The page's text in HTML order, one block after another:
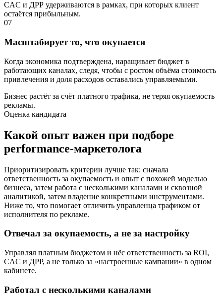
CAC и ДРР удерживаются в рамках, при которых клиент
остаётся прибыльным.
07
Масштабирует то, что окупается
Когда экономика подтверждена, наращивает бюджет в
работающих каналах, следя, чтобы с ростом объёма стоимость
привлечения и доля расходов оставались управляемыми.
Бизнес растёт за счёт платного трафика, не теряя окупаемость
рекламы.
Оценка кандидата
Какой опыт важен при подборе
performance-маркетолога
Приоритизировать критерии лучше так: сначала
ответственность за окупаемость и опыт с похожей моделью
бизнеса, затем работа с несколькими каналами и сквозной
аналитикой, затем владение конкретными инструментами.
Ниже то, что помогает отличить управленца трафиком от
исполнителя по рекламе.
Отвечал за окупаемость, а не за настройку
Управлял платным бюджетом и нёс ответственность за ROI,
CAC и ДРР, а не только за «настроенные кампании» в одном
кабинете.
Работал с несколькими каналами